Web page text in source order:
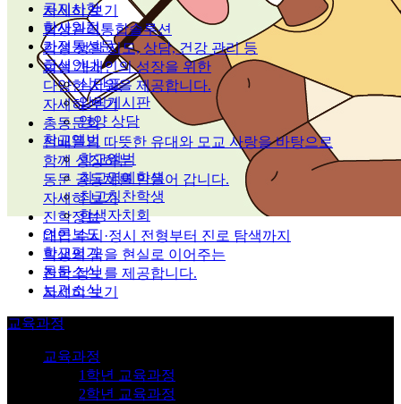
공지사항
학사일정
가정통신문
급식안내
식단표
알림게시판
영양 상담
학교앨범
학교앨범
최고명예학생
최고칭찬학생
학생자치회
언론보도
학교평가
동문소식
보건소식
교육과정
교육과정
1학년 교육과정
2학년 교육과정
자세히 보기
학생관리통합솔루션
학생 생활 지도, 상담, 건강 관리 등
학생 개개인의 성장을 위한
다양한 지원을 제공합니다.
자세히 보기
총동문회
선배들의 따뜻한 유대와 모교 사랑을 바탕으로
함께 성장하는
동문 공동체를 만들어 갑니다.
자세히 보기
진학정보
대입 수시·정시 전형부터 진로 탐색까지
학생의 꿈을 현실로 이어주는
진학 정보를 제공합니다.
자세히 보기